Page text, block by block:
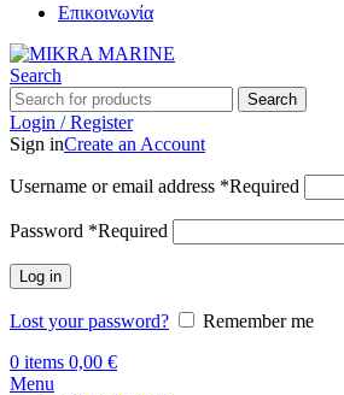
Επικοινωνία
Search
Search
Login / Register
Sign inCreate an Account
Username or email address *Required
Password *Required
Log in
Lost your password?
Remember me
0 items 0,00 €
Menu